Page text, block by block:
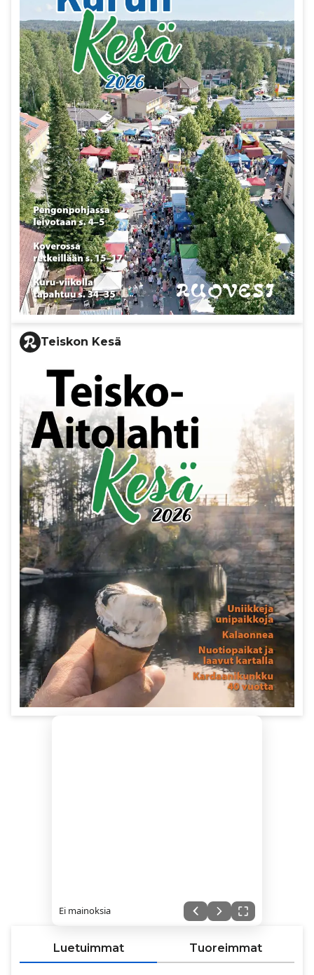
Teiskon Kesä
Ei mainoksia
Luetuimmat Tuoreimmat